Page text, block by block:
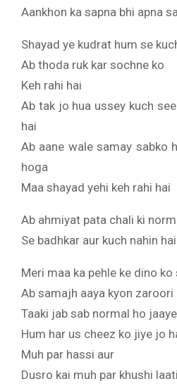
Aankhon ka sapna bhi apna
Shayad ye kudrat hum se
Ab thoda ruk kar sochne ko
Keh rahi hai
Ab tak jo hua ussey kuch
hai
Ab aane wale samay sabko
hoga
Maa shayad yehi keh rahi hai
Ab ahmiyat pata chali ki
Se badhkar aur kuch nahin hai
Meri maa ka pehle ke dino ko
Ab samajh aaya kyon zaroori
Taaki jab sab normal ho jaaye
Hum har us cheez ko jiye jo
Muh par hassi aur
Dusro kai muh par khushi